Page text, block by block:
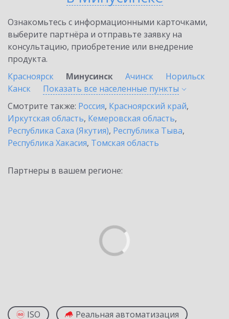
Ознакомьтесь с информационными карточками,
выберите партнёра и отправьте заявку на
консультацию, приобретение или внедрение
продукта.
Красноярск
Минусинск Ачинск
Норильск
Канск
Показать все населенные пункты
Смотрите также: Россия, Красноярский край,
Иркутская область, Кемеровская область,
Республика Саха (Якутия), Республика Тыва,
Республика Хакасия, Томская область
Партнеры в вашем регионе:
ISO Реальная автоматизация